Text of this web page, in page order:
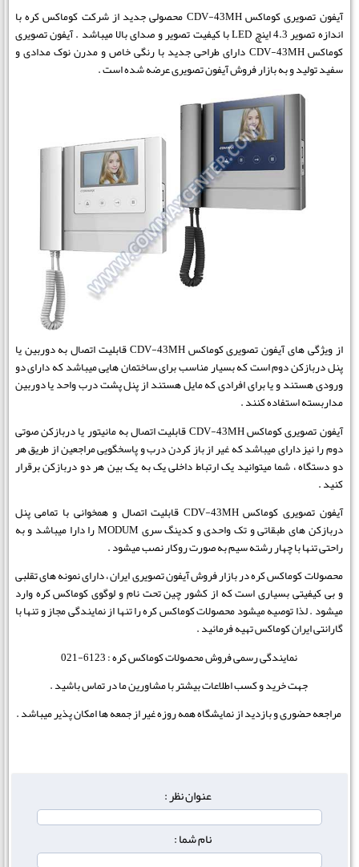
آیفون تصویری کوماکس CDV-43MH محصولی جدید از شرکت کوماکس کره با
اندازه تصویر 4.3 اینچ LED با کیفیت تصویر و صدای بالا میباشد . آیفون تصویری
کوماکس CDV-43MH دارای طراحی جدید با رنگی خاص و مدرن نوک مدادی و
سفید تولید و به بازار فروش آیفون تصویری عرضه شده است .
از ویژگی های آیفون تصویری کوماکس CDV-43MH قابلیت اتصال به دوربین یا
پنل دربازکن دوم است که بسیار مناسب برای ساختمان هایی میباشد که دارای دو
ورودی هستند و یا برای افرادی که مایل هستند از پنل پشت درب واحد یا دوربین
مداربسته استفاده کنند .
آیفون تصویری کوماکس CDV-43MH قابلیت اتصال به مانیتور یا دربازکن صوتی
دوم را نیز دارای میباشد که غیر از باز کردن درب و پاسخگویی مراجعین از طریق هر
دو دستگاه ، شما میتوانید یک ارتباط داخلی یک به یک بین هر دو دربازکن برقرار
کنید .
آیفون تصویری کوماکس CDV-43MH قابلیت اتصال و همخوانی با تمامی پنل
دربازکن های طبقاتی و تک واحدی و کدینگ سری MODUM را دارا میباشد و به
راحتی تنها با چهار رشته سیم به صورت روکار نصب میشود .
محصولات کوماکس کره در بازار فروش آیفون تصویری ایران ، دارای نمونه های تقلبی
و بی کیفیتی بسیاری است که از کشور چین تحت نام و لوگوی کوماکس کره وارد
میشود . لذا توصیه میشود محصولات کوماکس کره را تنها از نمایندگی مجاز و تنها با
گارانتی ایران کوماکس تهیه فرمائید .
نمایندگی رسمی فروش محصولات کوماکس کره : 6123-021
جهت خرید و کسب اطلاعات بیشتر با مشاورین ما در تماس باشید .
مراجعه حضوری و بازدید از نمایشگاه همه روزه غیر از جمعه ها امکان پذیر میباشد .
عنوان نظر :
نام شما :